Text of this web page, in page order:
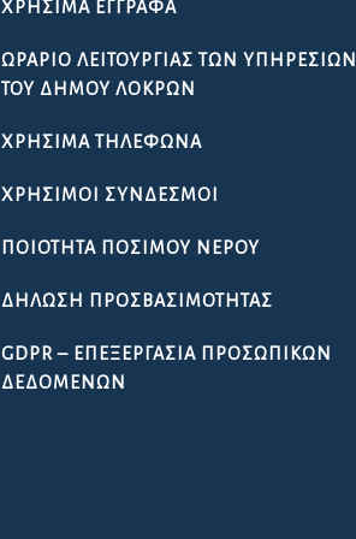
ΧΡΉΣΙΜΑ ΈΓΓΡΑΦΑ
ΩΡΆΡΙΟ ΛΕΙΤΟΥΡΓΊΑΣ ΤΩΝ ΥΠΗΡΕΣΙΏΝ
ΤΟΥ ΔΉΜΟΥ ΛΟΚΡΏΝ
ΧΡΉΣΙΜΑ ΤΗΛΈΦΩΝΑ
ΧΡΉΣΙΜΟΙ ΣΎΝΔΕΣΜΟΙ
ΠΟΙΌΤΗΤΑ ΠΌΣΙΜΟΥ ΝΕΡΟΎ
ΔΉΛΩΣΗ ΠΡΟΣΒΑΣΙΜΌΤΗΤΑΣ
GDPR – ΕΠΕΞΕΡΓΑΣΙΑ ΠΡΟΣΩΠΙΚΩΝ
ΔΕΔΟΜΕΝΩΝ